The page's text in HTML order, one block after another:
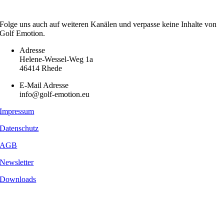
Folge uns auch auf weiteren Kanälen und verpasse keine Inhalte von
Golf Emotion.
Adresse
Helene-Wessel-Weg 1a
46414 Rhede
E-Mail Adresse
info@golf-emotion.eu
Impressum
Datenschutz
AGB
Newsletter
Downloads